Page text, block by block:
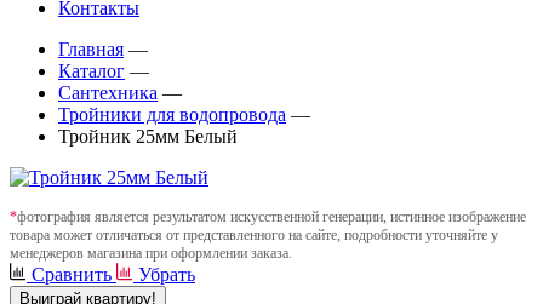
Контакты
Главная —
Каталог —
Сантехника —
Тройники для водопровода —
Тройник 25мм Белый
*фотография является результатом искусственной генерации, истинное изображение
товара может отличаться от представленного на сайте, подробности уточняйте у
менеджеров магазина при оформлении заказа.
Сравнить Убрать
Выиграй квартиру!